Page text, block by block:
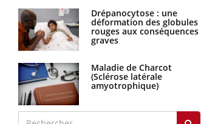
Drépanocytose : une
déformation des globules
rouges aux conséquences
graves
Maladie de Charcot
(Sclérose latérale
amyotrophique)